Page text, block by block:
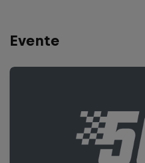
Evente